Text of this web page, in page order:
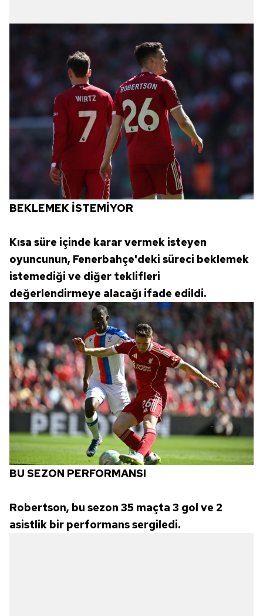
6698 sayılı Kişisel Verilerin Korunması Kanunu uyarınca
hazırlanmış Aydınlatma Metnimizi okumak ve sitemizde
ilgili mevzuata uygun olarak kullanılan çerezlerle ilgili bilgi
almak için lütfentıklayınız.
BEKLEMEK İSTEMİYOR
Kısa süre içinde karar vermek isteyen
oyuncunun, Fenerbahçe'deki süreci beklemek
istemediği ve diğer teklifleri
değerlendirmeye alacağı ifade edildi.
BU SEZON PERFORMANSI
Robertson, bu sezon 35 maçta 3 gol ve 2
asistlik bir performans sergiledi.